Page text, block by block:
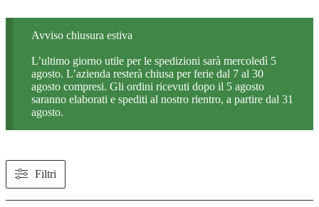
Avviso chiusura estiva
L’ultimo giorno utile per le spedizioni sarà mercoledì 5
agosto. L’azienda resterà chiusa per ferie dal 7 al 30
agosto compresi. Gli ordini ricevuti dopo il 5 agosto
saranno elaborati e spediti al nostro rientro, a partire dal 31
agosto.
Filtri